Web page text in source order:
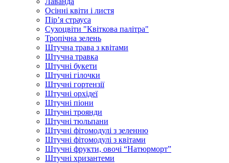
Осінні квіти і листя
Пір’я страуса
Сухоцвіти "Квіткова палітра"
Тропічна зелень
Штучна трава з квітами
Штучна травка
Штучні букети
Штучні гілочки
Штучні гортензії
Штучні орхідеї
Штучні піони
Штучні троянди
Штучні тюльпани
Штучні фітомодулі з зеленню
Штучні фітомодулі з квітами
Штучні фрукти, овочі “Натюрморт”
Штучні хризантеми